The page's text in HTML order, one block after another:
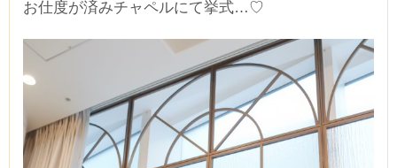
お仕度が済みチャペルにて挙式…♡